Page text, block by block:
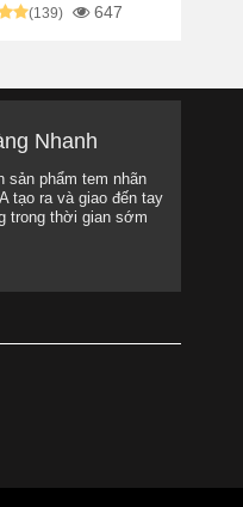
(139) 647
Nhanh
sản phẩm tem nhãn
tạo ra và giao đến tay
trong thời gian sớm